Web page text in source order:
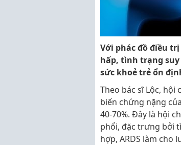
Với phác đồ điều
hấp, tình trạng suy
sức khoẻ trẻ ổn
Theo bác sĩ Lộc,
biến chứng nặng
40-70%. Đây là hội
phổi, đặc trưng bởi
hợp, ARDS làm cho